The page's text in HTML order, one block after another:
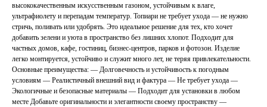
высококачественным искусственным газоном, устойчивым к влаге,
ультрафиолету и перепадам температур. Топиари не требует ухода — не нужно
стричь, поливать или удобрять. Это идеальное решение для тех, кто хочет
добавить зелени и уюта в пространство без лишних хлопот. Подходит для
частных домов, кафе, гостиниц, бизнес-центров, парков и фотозон. Изделие
легко монтируется, устойчиво и служит много лет, не теряя привлекательности.
Основные преимущества: — Долговечность и устойчивость к погодным
условиям — Реалистичный внешний вид и фактура — Не требует ухода —
Экологичные и безопасные материалы — Подходит для установки в любом
месте Добавьте оригинальности и элегантности своему пространству —